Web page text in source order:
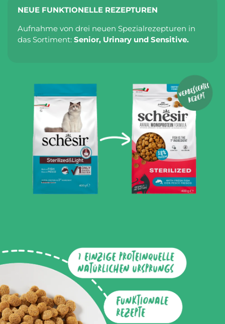
NEUE FUNKTIONELLE REZEPTUREN
Aufnahme von drei neuen Spezialrezepturen in
das Sortiment: Senior, Urinary und Sensitive.